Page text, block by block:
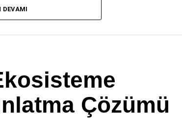
AVOYA, Türkiye’nin toplam mineral ve
Sektörde bir ilki gerçekleştirerek meyve ve bitki özleri
yaratmayı hedefliyor.
DEVAMI
Çözümü